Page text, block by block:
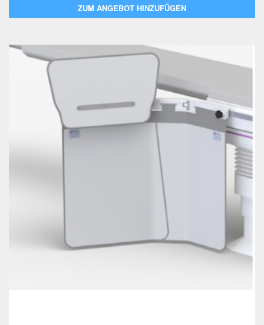
ZUM ANGEBOT HINZUFÜGEN